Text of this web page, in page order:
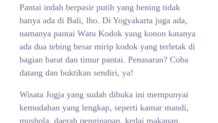
Pantai indah berpasir putih yang hening tidak
hanya ada di Bali, lho. Di Yogyakarta juga ada,
namanya pantai Watu Kodok yang konon katanya
ada dua tebing besar mirip kodok yang terletak di
bagian barat dan timur pantai. Penasaran? Coba
datang dan buktikan sendiri, ya!
Wisata Jogja yang sudah dibuka ini mempunyai
kemudahan yang lengkap, seperti kamar mandi,
mushola, daerah penginapan, kedai makanan,